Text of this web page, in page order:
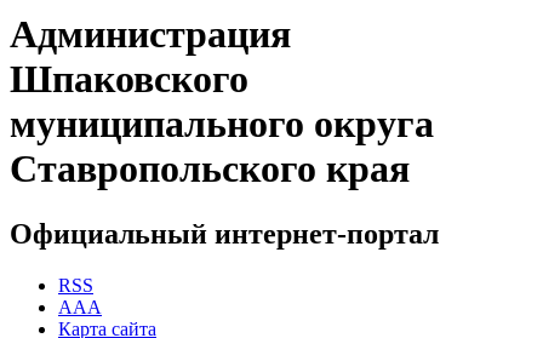
Администрация
Шпаковского
муниципального округа
Ставропольского края
Официальный интернет-портал
RSS
AAA
Карта сайта